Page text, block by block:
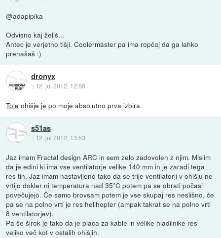
@adapipika
Odvisno kaj želiš...
Antec je verjetno tišji. Coolermaster pa ima ropčaj da ga lahko
prenašaš :)
dronyx
:: 12. jul 2012, 12:58
Tole ohišje je po moje absolutno prva izbira.
s51as
:: 12. jul 2012, 13:53
Jaz imam Fractal design ARC in sem zelo zadovolen z njim. Mislim
da je edini ki ima vse ventilatorje velike 140 mm in je zaradi tega
res tih. Jaz imam nastavljeno tako da se trije ventilatorji v ohišju ne
vrtijo dokler ni temperatura nad 35°C potem pa se obrati počasi
povečujejo. Če samo brovsam potem je vse skupaj res neslišno, če
pa se na polno vrti je res helihopter (ampak takrat se na polno vrti
8 ventilatorjev).
Pa še širok je tako da je placa za kable in velike hladilnike res
veliko več kot v ostalih ohišjih.